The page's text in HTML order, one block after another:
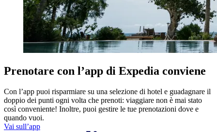
Prenotare con l’app di Expedia conviene
Con l’app puoi risparmiare su una selezione di hotel e guadagnare il
doppio dei punti ogni volta che prenoti: viaggiare non è mai stato
così conveniente! Inoltre, puoi gestire le tue prenotazioni dove e
quando vuoi.
Vai sull’app